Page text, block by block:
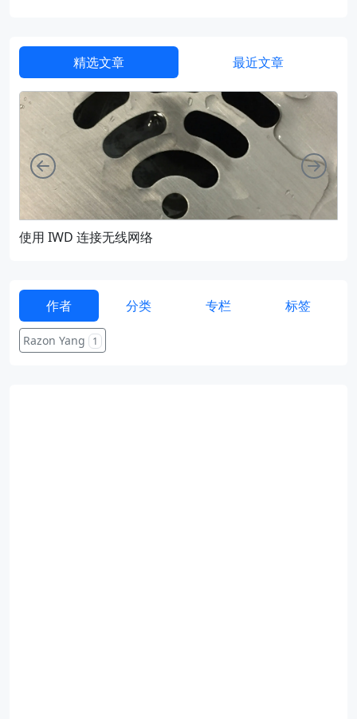
精选文章 最近文章
使用 IWD 连接无线网络
向左 向右
作者 分类 专栏 标签
Razon Yang 1